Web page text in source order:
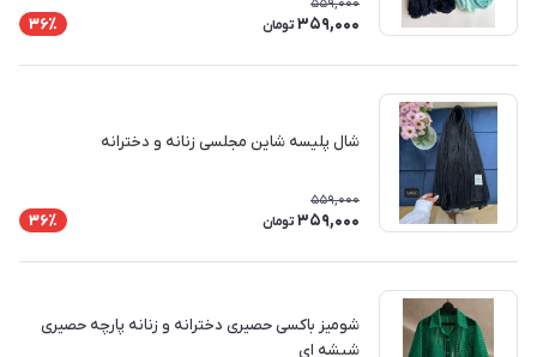
559,000
359,000 تومان 36٪
شال پلیسه شاین مجلسی زنانه و دخترانه
559,000
359,000 تومان 36٪
شومیز باکسی حصیری دخترانه و زنانه پارچه حصیری
شیشه ای